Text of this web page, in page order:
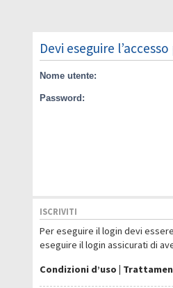
Devi eseguire
Nome utente:
Password:
ISCRIVITI
Per eseguire il login devi
eseguire il login assicurati di
Condizioni d’uso |